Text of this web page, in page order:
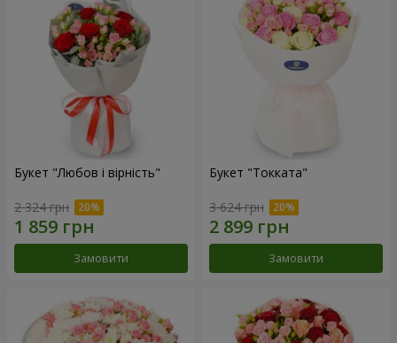
Букет "Любов і вірність"
2 324 грн
Замовити
Букет "Токката"
3 624 грн
Замовити